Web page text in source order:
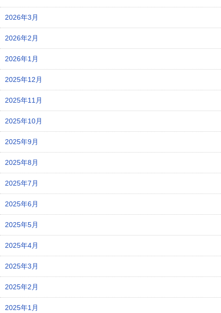
2026年3月
2026年2月
2026年1月
2025年12月
2025年11月
2025年10月
2025年9月
2025年8月
2025年7月
2025年6月
2025年5月
2025年4月
2025年3月
2025年2月
2025年1月